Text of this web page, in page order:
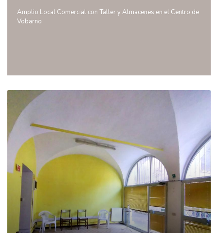
Amplio Local Comercial con Taller y Almacenes en el Centro de
Vobarno